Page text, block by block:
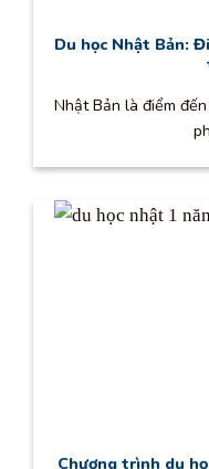
Du học Nhật Bản:
Nhật Bản là điểm
Chương trình du